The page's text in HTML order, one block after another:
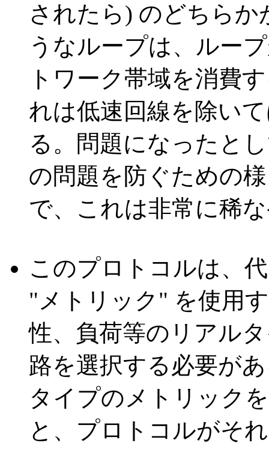
されたら) のどちら
うなループは、ルー
トワーク帯域を消費
れは低速回線を除い
る。問題になったと
の問題を防ぐための
で、これは非常に稀
このプロトコルは、
"メトリック" を使用
性、負荷等のリアル
路を選択する必要が
タイプのメトリック
と、プロトコルがそ